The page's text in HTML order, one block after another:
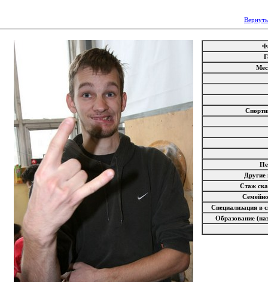
Стаж
Специализация в
Образование